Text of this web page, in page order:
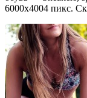
6000х4004 пикс.